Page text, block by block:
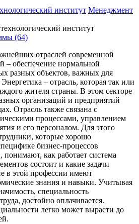
институт Менеджмент
(64)
отраслей современной
– обеспечение нормальной
разных объектов, важных для
– отрасль, которая так или
жителя страны. В этом секторе
организаций и предприятий
Отрасль также связана с
процессами, управлением
и его персоналом. Для этого
которые хорошо
бизнес-процессов
понимают, как работает система
состоит и какие задачи
в этой профессии имеют
знания и навыки. Учитывая
специальность
достойно оплачивается.
легко может вырасти до